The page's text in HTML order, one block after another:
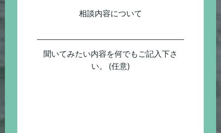
相談内容について
聞いてみたい内容を何でもご記入下さ
い。 (任意)